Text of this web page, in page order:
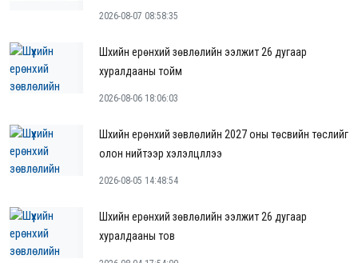
2026-08-07 08:58:35
Шүүхийн ерөнхий зөвлөлийн ээлжит 26 дугаар
хуралдааны тойм
2026-08-06 18:06:03
Шүүхийн ерөнхий зөвлөлийн 2027 оны төсвийн төслийг
олон нийтээр хэлэлцүүллээ
2026-08-05 14:48:54
Шүүхийн ерөнхий зөвлөлийн ээлжит 26 дугаар
хуралдааны тов